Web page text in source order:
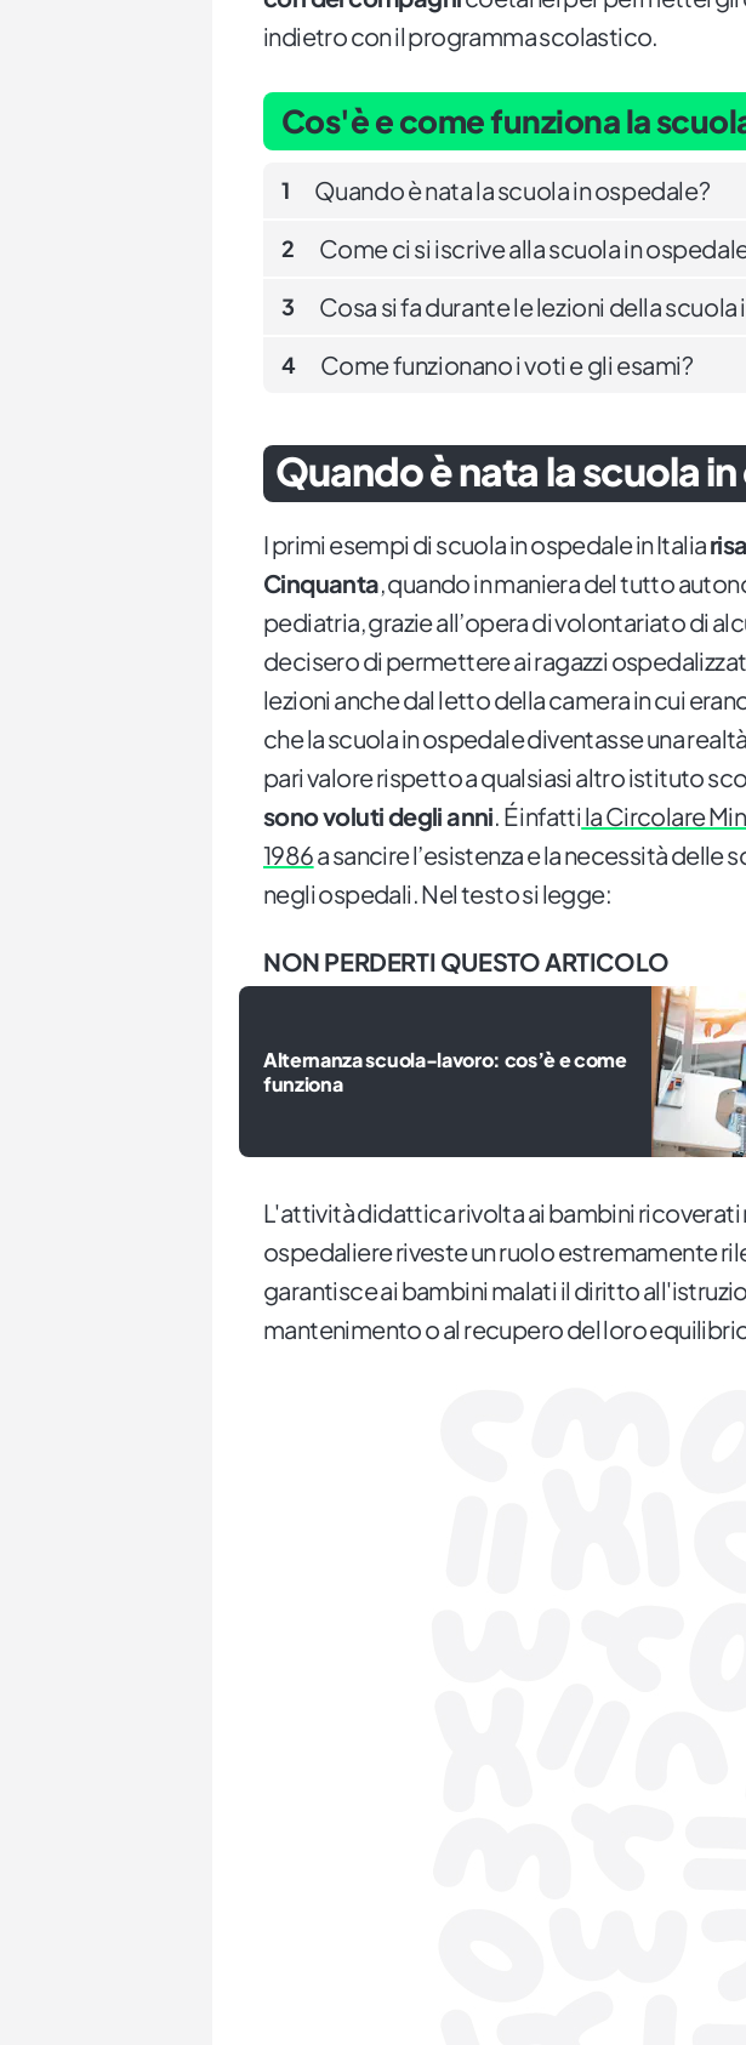
indietro con il programma scolastico.
Cos'è e come funziona la
1 Quando è nata la scuola in ospedale?
2 Come ci si iscrive alla scuola in
3 Cosa si fa durante le lezioni della
4 Come funzionano i voti e gli esami?
Quando è nata la scuola
I primi esempi di scuola in ospedale in Italia
Cinquanta, quando in maniera del tutto
pediatria, grazie all’opera di volontariato di
decisero di permettere ai ragazzi
lezioni anche dal letto della camera in cui
che la scuola in ospedale diventasse una
pari valore rispetto a qualsiasi altro istituto
sono voluti degli anni. É infatti la Circolare
1986a sancire l’esistenza e la necessità delle
negli ospedali. Nel testo si legge:
NON PERDERTI QUESTO ARTICOLO
Alternanza scuola-lavoro: cos’è e come
funziona
L'attività didattica rivolta ai bambini
ospedaliere riveste un ruolo estremamente
garantisce ai bambini malati il diritto
mantenimento o al recupero del loro